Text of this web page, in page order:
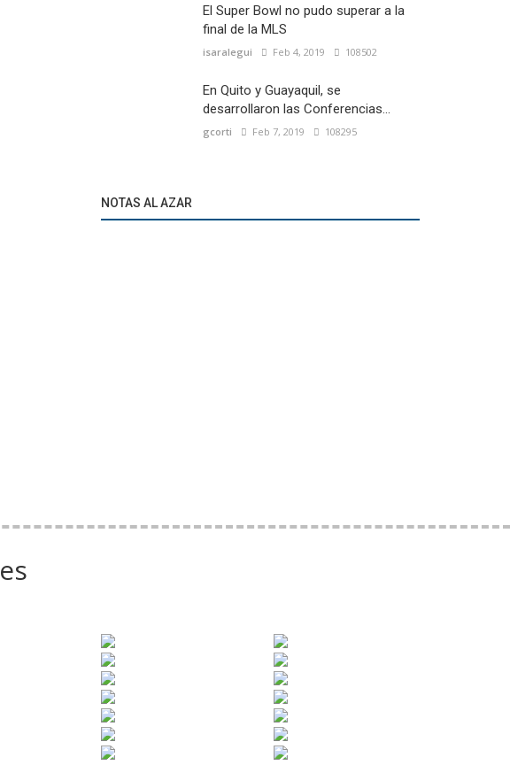
El Super Bowl no pudo superar a la
final de la MLS
isaralegui Feb 4, 2019 108502
En Quito y Guayaquil, se
desarrollaron las Conferencias...
gcorti Feb 7, 2019 108295
NOTAS AL AZAR